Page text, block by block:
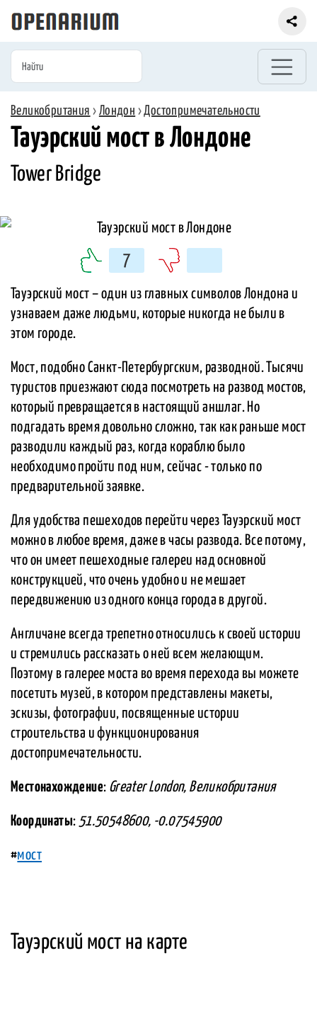
Великобритания › Лондон ›Достопримечательности
Тауэрский мост в Лондоне
Tower Bridge
7
Тауэрский мост – один из главных символов Лондона и
узнаваем даже людьми, которые никогда не были в
этом городе.
Мост, подобно Санкт-Петербургским, разводной. Тысячи
туристов приезжают сюда посмотреть на развод мостов,
который превращается в настоящий аншлаг. Но
подгадать время довольно сложно, так как раньше мост
разводили каждый раз, когда кораблю было
необходимо пройти под ним, сейчас - только по
предварительной заявке.
Для удобства пешеходов перейти через Тауэрский мост
можно в любое время, даже в часы развода. Все потому,
что он имеет пешеходные галереи над основной
конструкцией, что очень удобно и не мешает
передвижению из одного конца города в другой.
Англичане всегда трепетно относились к своей истории
и стремились рассказать о ней всем желающим.
Поэтому в галерее моста во время перехода вы можете
посетить музей, в котором представлены макеты,
эскизы, фотографии, посвященные истории
строительства и функционирования
достопримечательности.
Местонахождение: Greater London, Великобритания
Координаты: 51.50548600, -0.07545900
#мост
Тауэрский мост на карте